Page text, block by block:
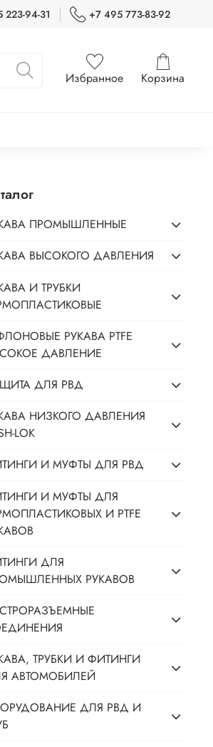
223-94-31 +7 495 773-83-92
Избранное Корзина
ПРОМЫШЛЕННЫЕ
ВЫСОКОГО ДАВЛЕНИЯ
И ТРУБКИ
РУКАВА PTFE
ДАВЛЕНИЕ
ДЛЯ РВД
НИЗКОГО ДАВЛЕНИЯ
LOK
И МУФТЫ ДЛЯ РВД
И МУФТЫ ДЛЯ
И PTFE
ДЛЯ
РУКАВОВ
ТРУБКИ И ФИТИНГИ
АВТОМОБИЛЕЙ
ДЛЯ РВД И